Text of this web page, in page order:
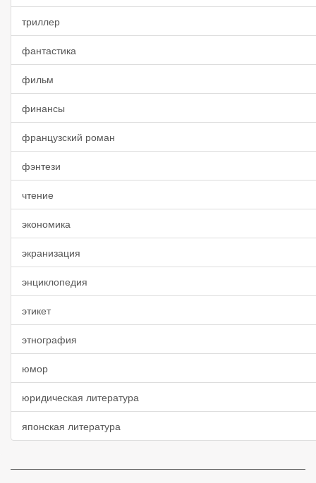
триллер
фантастика
фильм
финансы
французский роман
фэнтези
чтение
экономика
экранизация
энциклопедия
этикет
этнография
юмор
юридическая литература
японская литература